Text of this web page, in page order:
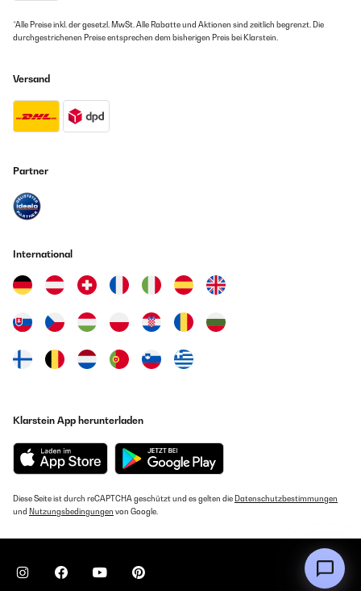
*Alle Preise inkl. der gesetzl. MwSt. Alle Rabatte und Aktionen sind zeitlich begrenzt. Die
durchgestrichenen Preise entsprechen dem bisherigen Preis bei Klarstein.
Versand
Partner
International
Klarstein App herunterladen
Diese Seite ist durch reCAPTCHA geschützt und es gelten die Datenschutzbestimmungen
und Nutzungsbedingungen von Google.